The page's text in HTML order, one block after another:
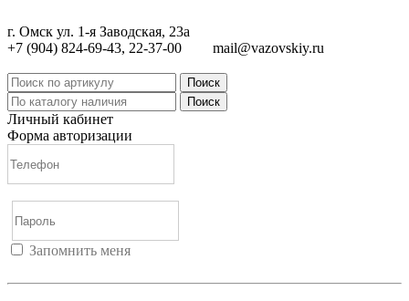
г. Омск ул. 1-я Заводская, 23а
+7 (904) 824-69-43, 22-37-00
mail@vazovskiy.ru
Поиск
Поиск
Личный кабинет
Форма авторизации
Запомнить меня